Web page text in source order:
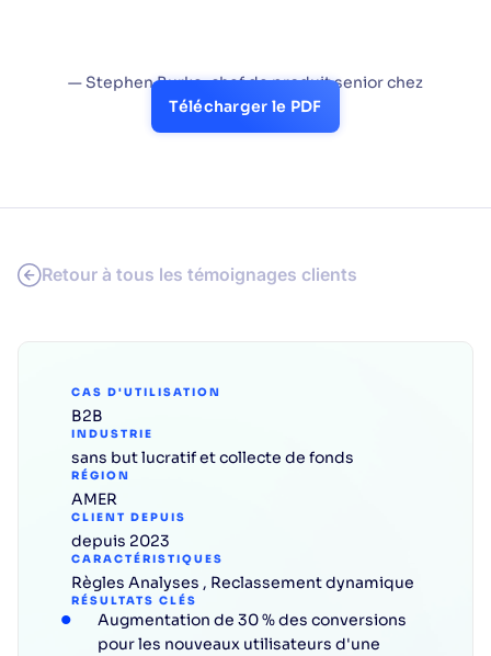
— Stephen Burke, chef de produit senior chez
DonorsChoose
Télécharger le PDF
Retour à tous les témoignages clients
CAS D'UTILISATION
B2B
INDUSTRIE
sans but lucratif et collecte de fonds
RÉGION
AMER
CLIENT DEPUIS
depuis 2023
CARACTÉRISTIQUES
Règles Analyses , Reclassement dynamique
RÉSULTATS CLÉS
Augmentation de 30 % des conversions
pour les nouveaux utilisateurs d'une